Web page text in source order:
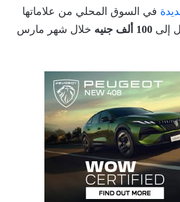
في السوق المحلي من علاماتها
إلى 100 ألف جنيه
خلال شهر مارس